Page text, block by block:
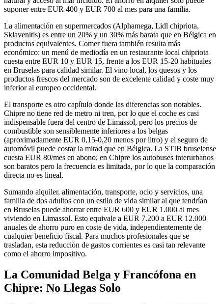
suponer entre EUR 400 y EUR 700 al mes para una familia.
La alimentación en supermercados (Alphamega, Lidl chipriota,
Sklavenitis) es entre un 20% y un 30% más barata que en Bélgica en
productos equivalentes. Comer fuera también resulta más
económico: un menú de mediodía en un restaurante local chipriota
cuesta entre EUR 10 y EUR 15, frente a los EUR 15-20 habituales
en Bruselas para calidad similar. El vino local, los quesos y los
productos frescos del mercado son de excelente calidad y coste muy
inferior al europeo occidental.
El transporte es otro capítulo donde las diferencias son notables.
Chipre no tiene red de metro ni tren, por lo que el coche es casi
indispensable fuera del centro de Limassol, pero los precios de
combustible son sensiblemente inferiores a los belgas
(aproximadamente EUR 0,15-0,20 menos por litro) y el seguro de
automóvil puede costar la mitad que en Bélgica. La STIB bruselense
cuesta EUR 80/mes en abono; en Chipre los autobuses interurbanos
son baratos pero la frecuencia es limitada, por lo que la comparación
directa no es lineal.
Sumando alquiler, alimentación, transporte, ocio y servicios, una
familia de dos adultos con un estilo de vida similar al que tendrían
en Bruselas puede ahorrar entre EUR 600 y EUR 1.000 al mes
viviendo en Limassol. Esto equivale a EUR 7.200 a EUR 12.000
anuales de ahorro puro en coste de vida, independientemente de
cualquier beneficio fiscal. Para muchos profesionales que se
trasladan, esta reducción de gastos corrientes es casi tan relevante
como el ahorro impositivo.
La Comunidad Belga y Francófona en
Chipre: No Llegas Solo